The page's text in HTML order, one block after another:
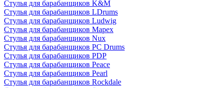
Стулья для барабанщиков K&M
Стулья для барабанщиков LDrums
Стулья для барабанщиков Ludwig
Стулья для барабанщиков Mapex
Стулья для барабанщиков Nux
Стулья для барабанщиков PC Drums
Стулья для барабанщиков PDP
Стулья для барабанщиков Peace
Стулья для барабанщиков Pearl
Стулья для барабанщиков Rockdale